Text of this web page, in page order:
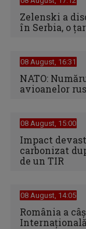
Zelenski a
în Serbia, o
08 August, 16:31
NATO:
avioanelor
08 August, 15:00
Impact
carbonizat
de un TIR
08 August, 14:05
România a